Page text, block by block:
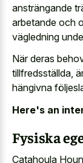
ansträngande
arbetande och
vägledning
När deras
tillfredsställda,
hängivna
Here's an
Fysiska
Catahoula